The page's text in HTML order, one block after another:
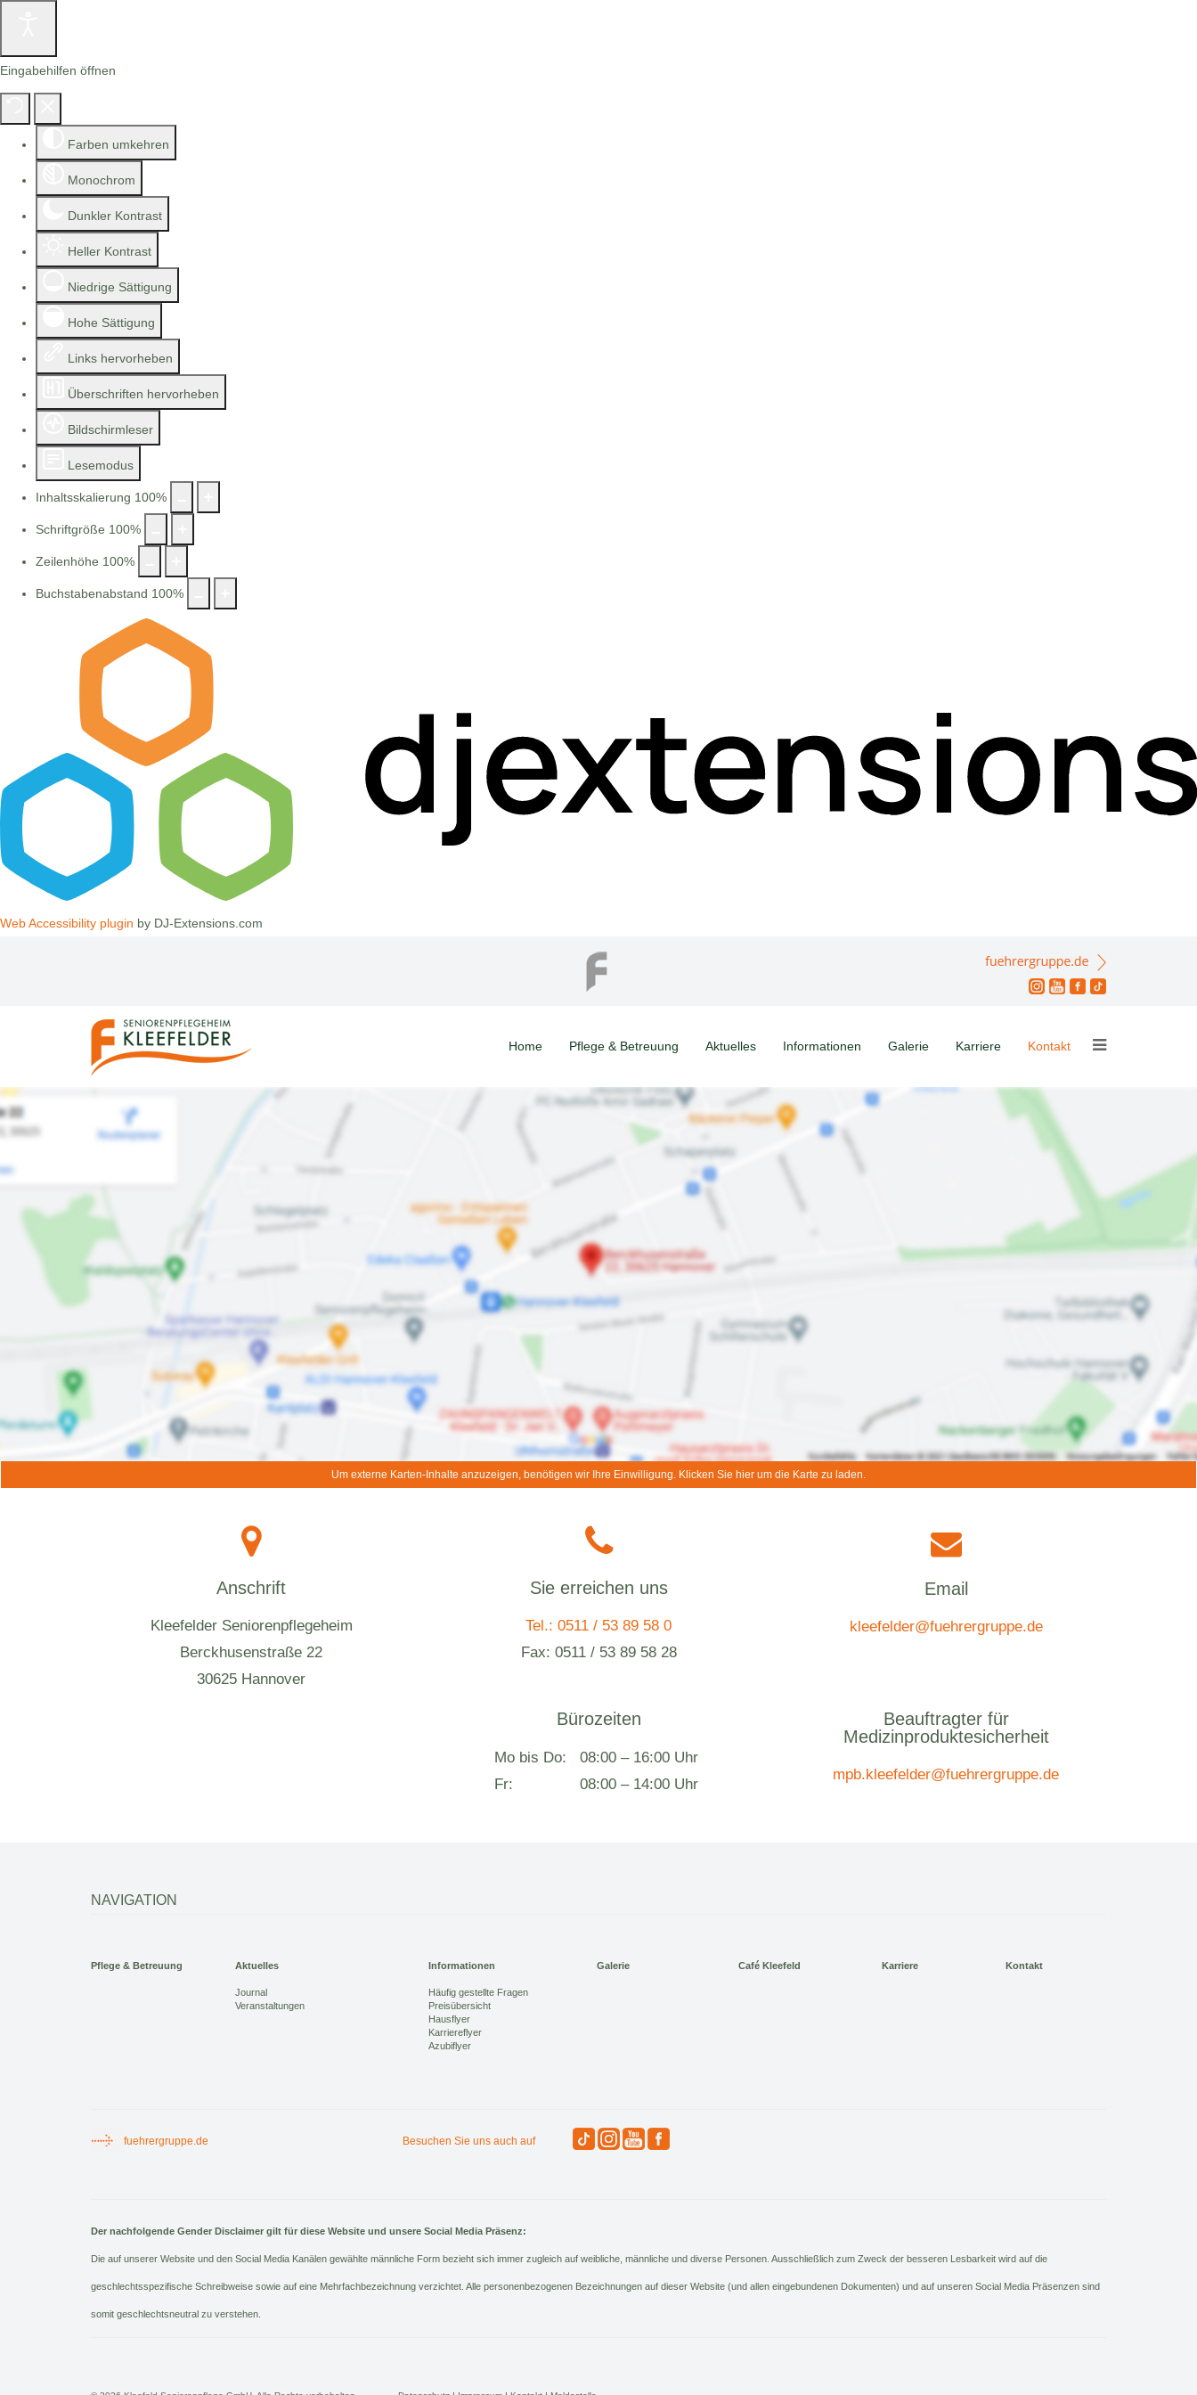
Eingabehilfen öffnen
Farben umkehren
Monochrom
Dunkler Kontrast
Heller Kontrast
Niedrige Sättigung
Hohe Sättigung
Links hervorheben
Überschriften hervorheben
Bildschirmleser
Lesemodus
Inhaltsskalierung 100%
Schriftgröße 100%
Zeilenhöhe 100%
Buchstabenabstand 100%
Web Accessibility plugin by DJ-Extensions.com
Home Pflege & Betreuung Aktuelles Informationen Galerie Karriere Kontakt
Um externe Karten-Inhalte anzuzeigen, benötigen wir Ihre Einwilligung. Klicken Sie hier um die Karte zu laden.
Anschrift
Kleefelder Seniorenpflegeheim
Berckhusenstraße 22
30625 Hannover
Sie erreichen uns
Tel.: 0511 / 53 89 58 0
Fax: 0511 / 53 89 58 28
Bürozeiten
Mo bis Do:
08:00 – 16:00 Uhr
Fr:
08:00 – 14:00 Uhr
Email
kleefelder@fuehrergruppe.de
Beauftragter für
Medizinproduktesicherheit
mpb.kleefelder@fuehrergruppe.de
NAVIGATION
Pflege & Betreuung Aktuelles
Journal
Veranstaltungen
Informationen
Häufig gestellte Fragen
Preisübersicht
Hausflyer
Karriereflyer
Azubiflyer
Galerie Café Kleefeld Karriere Kontakt
fuehrergruppe.de Besuchen Sie uns auch auf
Der nachfolgende Gender Disclaimer gilt für diese Website und unsere Social Media Präsenz:
Die auf unserer Website und den Social Media Kanälen gewählte männliche Form bezieht sich immer zugleich auf weibliche, männliche und diverse Personen. Ausschließlich zum Zweck der besseren Lesbarkeit wird auf die
geschlechtsspezifische Schreibweise sowie auf eine Mehrfachbezeichnung verzichtet. Alle personenbezogenen Bezeichnungen auf dieser Website (und allen eingebundenen Dokumenten) und auf unseren Social Media Präsenzen sind
somit geschlechtsneutral zu verstehen.